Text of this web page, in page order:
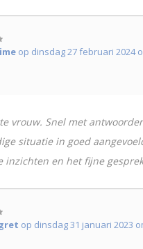
op dinsdag 27 februari 2024
vrouw. Snel met
situatie in goed
inzichten en het fijne
op dinsdag 31 januari 2023